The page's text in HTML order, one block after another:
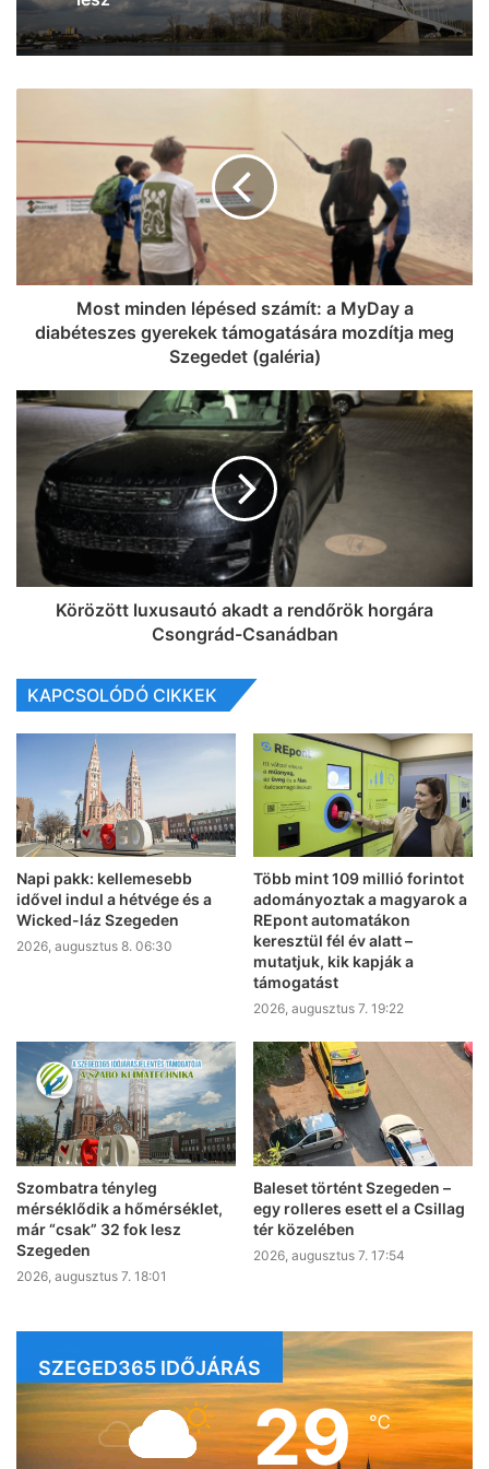
Most minden lépésed számít: a MyDay a
diabéteszes gyerekek támogatására mozdítja meg
Szegedet (galéria)
Körözött luxusautó akadt a rendőrök horgára
Csongrád-Csanádban
KAPCSOLÓDÓ CIKKEK
Napi pakk: kellemesebb
idővel indul a hétvége és a
Wicked-láz Szegeden
2026, augusztus 8. 06:30
Több mint 109 millió forintot
adományoztak a magyarok a
REpont automatákon
keresztül fél év alatt –
mutatjuk, kik kapják a
támogatást
2026, augusztus 7. 19:22
Szombatra tényleg
mérséklődik a hőmérséklet,
már “csak” 32 fok lesz
Szegeden
2026, augusztus 7. 18:01
Baleset történt Szegeden –
egy rolleres esett el a Csillag
tér közelében
2026, augusztus 7. 17:54
SZEGED365 IDŐJÁRÁS
29℃